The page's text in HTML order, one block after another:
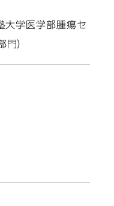
大学医学部腫瘍セ
）